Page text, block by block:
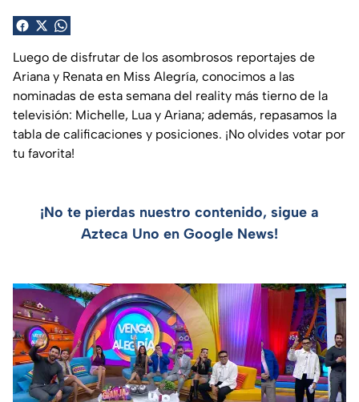
Luego de disfrutar de los asombrosos reportajes de
Ariana y Renata en Miss Alegría, conocimos a las
nominadas de esta semana del reality más tierno de la
televisión: Michelle, Lua y Ariana; además, repasamos la
tabla de calificaciones y posiciones. ¡No olvides votar por
tu favorita!
¡No te pierdas nuestro contenido, sigue a
Azteca Uno en Google News!